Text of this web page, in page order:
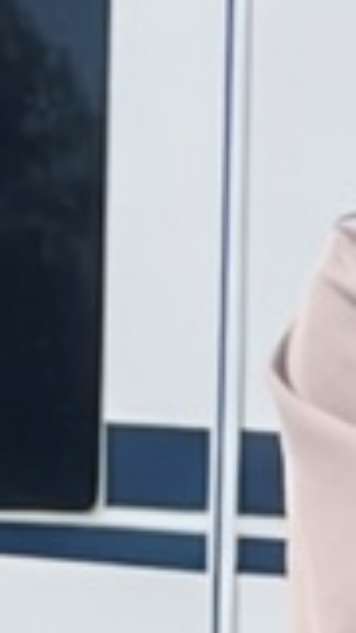
zum kostenlosen
zu kleinen Bauernhöfen und Hofläden. Sie
können dort kostenlos übernachten und
haben die Möglichkeit, lokale Lebensmittel
einzukaufen, die Tiere zu treffen oder mit
Ihrem Gastgeber zu plaudern. Es ist, als
würde man im Hinterhof der freundlichsten
Menschen in Norwegen und Schweden